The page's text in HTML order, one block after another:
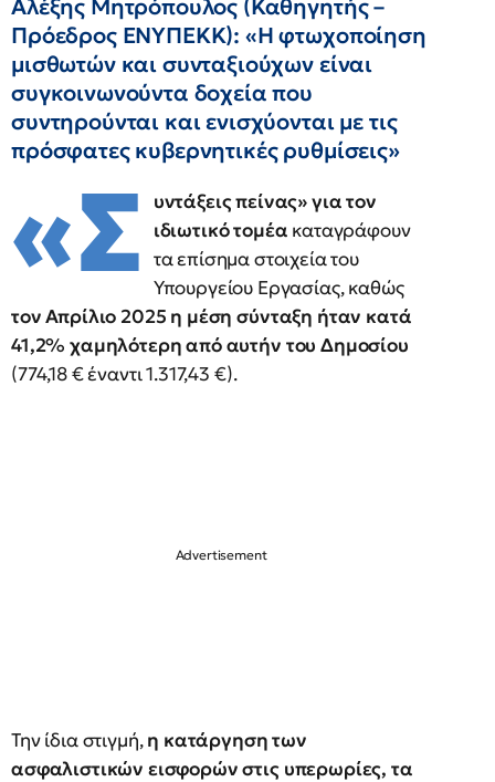
Αλέξης Μητρόπουλος (Καθηγητής –
Πρόεδρος ΕΝΥΠΕΚΚ): «Η φτωχοποίηση
μισθωτών και συνταξιούχων είναι
συγκοινωνούντα δοχεία που
συντηρούνται και ενισχύονται με τις
πρόσφατες κυβερνητικές ρυθμίσεις»
«Σ
υντάξεις πείνας» για τον
ιδιωτικό τομέα καταγράφουν
τα επίσημα στοιχεία του
Υπουργείου Εργασίας, καθώς
τον Απρίλιο 2025 η μέση σύνταξη ήταν κατά
41,2% χαμηλότερη από αυτήν του Δημοσίου
(774,18 € έναντι 1.317,43 €).
Την ίδια στιγμή,η κατάργηση των
ασφαλιστικών εισφορών στις υπερωρίες, τα